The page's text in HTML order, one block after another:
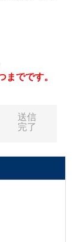
までです。
送信
完了